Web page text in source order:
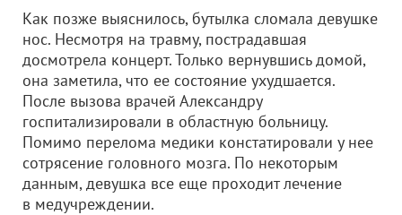
Как позже выяснилось, бутылка сломала девушке
нос. Несмотря на травму, пострадавшая
досмотрела концерт. Только вернувшись домой,
она заметила, что ее состояние ухудшается.
После вызова врачей Александру
госпитализировали в областную больницу.
Помимо перелома медики констатировали у нее
сотрясение головного мозга. По некоторым
данным, девушка все еще проходит лечение
в медучреждении.